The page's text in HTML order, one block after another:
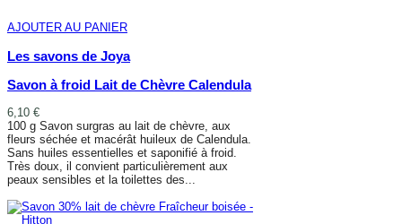
AJOUTER AU PANIER
Les savons de Joya
Savon à froid Lait de Chèvre Calendula
6,10 €
100 g Savon surgras au lait de chèvre, aux
fleurs séchée et macérât huileux de Calendula.
Sans huiles essentielles et saponifié à froid.
Très doux, il convient particulièrement aux
peaux sensibles et la toilettes des...